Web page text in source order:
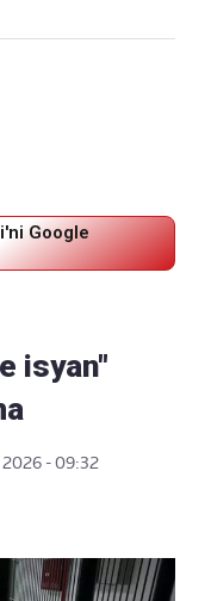
Google
isyan"
2026 - 09:32